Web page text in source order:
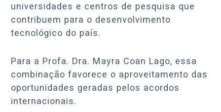
universidades e centros de pesquisa que
contribuem para o desenvolvimento
tecnológico do país.
Para a Profa. Dra. Mayra Coan Lago, essa
combinação favorece o aproveitamento das
oportunidades geradas pelos acordos
internacionais.